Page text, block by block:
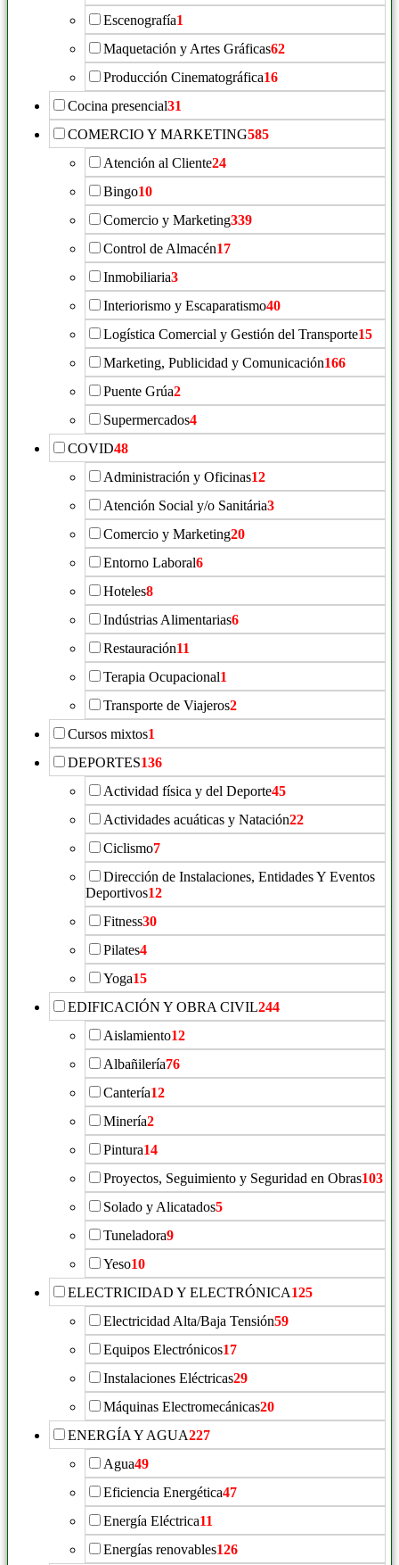
Escenografía1
Maquetación y Artes Gráficas62
Producción Cinematográfica16
Cocina presencial31
COMERCIO Y MARKETING585
Atención al Cliente24
Bingo10
Comercio y Marketing339
Control de Almacén17
Inmobiliaria3
Interiorismo y Escaparatismo40
Logística Comercial y Gestión del Transporte15
Marketing, Publicidad y Comunicación166
Puente Grúa2
Supermercados4
COVID48
Administración y Oficinas12
Atención Social y/o Sanitária3
Comercio y Marketing20
Entorno Laboral6
Hoteles8
Indústrias Alimentarias6
Restauración11
Terapia Ocupacional1
Transporte de Viajeros2
Cursos mixtos1
DEPORTES136
Actividad física y del Deporte45
Actividades acuáticas y Natación22
Ciclismo7
Dirección de Instalaciones, Entidades Y Eventos
Deportivos12
Fitness30
Pilates4
Yoga15
EDIFICACIÓN Y OBRA CIVIL244
Aislamiento12
Albañilería76
Cantería12
Minería2
Pintura14
Proyectos, Seguimiento y Seguridad en Obras103
Solado y Alicatados5
Tuneladora9
Yeso10
ELECTRICIDAD Y ELECTRÓNICA125
Electricidad Alta/Baja Tensión59
Equipos Electrónicos17
Instalaciones Eléctricas29
Máquinas Electromecánicas20
ENERGÍA Y AGUA227
Agua49
Eficiencia Energética47
Energía Eléctrica11
Energías renovables126